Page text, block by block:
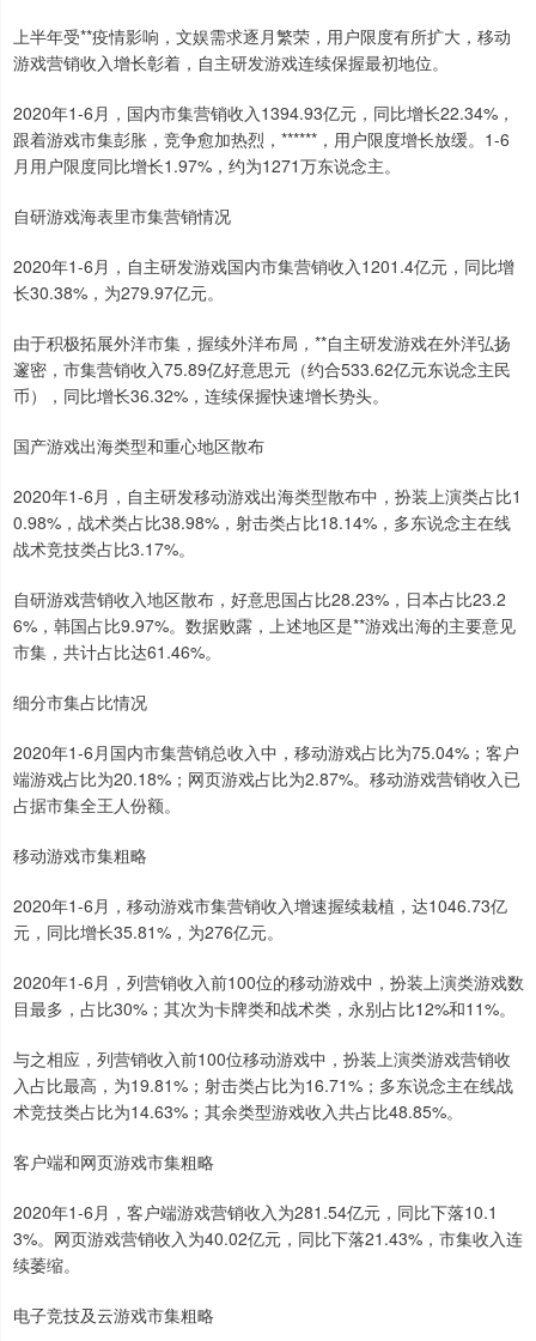
上半年受**疫情影响，文娱需求逐月繁荣，用户限度有所扩大，移动
游戏营销收入增长彰着，自主研发游戏连续保握最初地位。
2020年1-6月，国内市集营销收入1394.93亿元，同比增长22.34%，
跟着游戏市集彭胀，竞争愈加热烈，******，用户限度增长放缓。1-6
月用户限度同比增长1.97%，约为1271万东说念主。
自研游戏海表里市集营销情况
2020年1-6月，自主研发游戏国内市集营销收入1201.4亿元，同比增
长30.38%，为279.97亿元。
由于积极拓展外洋市集，握续外洋布局，**自主研发游戏在外洋弘扬
邃密，市集营销收入75.89亿好意思元（约合533.62亿元东说念主民
币），同比增长36.32%，连续保握快速增长势头。
国产游戏出海类型和重心地区散布
2020年1-6月，自主研发移动游戏出海类型散布中，扮装上演类占比1
0.98%，战术类占比38.98%，射击类占比18.14%，多东说念主在线
战术竞技类占比3.17%。
自研游戏营销收入地区散布，好意思国占比28.23%，日本占比23.2
6%，韩国占比9.97%。数据败露，上述地区是**游戏出海的主要意见
市集，共计占比达61.46%。
细分市集占比情况
2020年1-6月国内市集营销总收入中，移动游戏占比为75.04%；客户
端游戏占比为20.18%；网页游戏占比为2.87%。移动游戏营销收入已
占据市集全王人份额。
移动游戏市集粗略
2020年1-6月，移动游戏市集营销收入增速握续栽植，达1046.73亿
元，同比增长35.81%，为276亿元。
2020年1-6月，列营销收入前100位的移动游戏中，扮装上演类游戏数
目最多，占比30%；其次为卡牌类和战术类，永别占比12%和11%。
与之相应，列营销收入前100位移动游戏中，扮装上演类游戏营销收
入占比最高，为19.81%；射击类占比为16.71%；多东说念主在线战
术竞技类占比为14.63%；其余类型游戏收入共占比48.85%。
客户端和网页游戏市集粗略
2020年1-6月，客户端游戏营销收入为281.54亿元，同比下落10.1
3%。网页游戏营销收入为40.02亿元，同比下落21.43%，市集收入连
续萎缩。
电子竞技及云游戏市集粗略